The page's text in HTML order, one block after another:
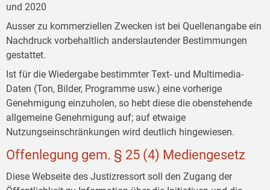
und 2020
Ausser zu kommerziellen Zwecken ist bei Quellenangabe ein
Nachdruck vorbehaltlich anderslautender Bestimmungen
gestattet.
Ist für die Wiedergabe bestimmter Text- und Multimedia-
Daten (Ton, Bilder, Programme usw.) eine vorherige
Genehmigung einzuholen, so hebt diese die obenstehende
allgemeine Genehmigung auf; auf etwaige
Nutzungseinschränkungen wird deutlich hingewiesen.
Offenlegung gem. § 25 (4) Mediengesetz
Diese Webseite des Justizressort soll den Zugang der